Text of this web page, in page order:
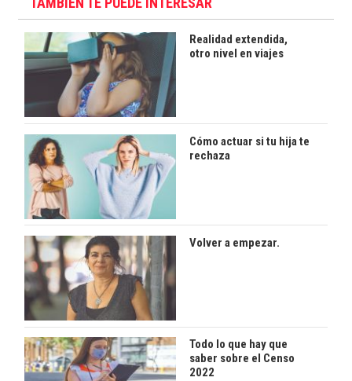
Realidad extendida,
otro nivel en viajes
Cómo actuar si tu hija te
rechaza
Volver a empezar.
Todo lo que hay que
saber sobre el Censo
2022